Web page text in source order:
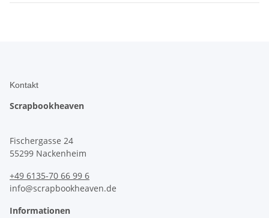
Kontakt
Scrapbookheaven
Fischergasse 24
55299 Nackenheim
+49 6135-70 66 99 6
info@scrapbookheaven.de
Informationen